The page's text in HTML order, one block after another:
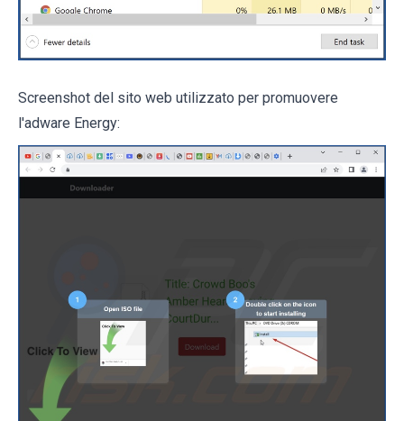
Screenshot del sito web utilizzato per promuovere
l'adware Energy: